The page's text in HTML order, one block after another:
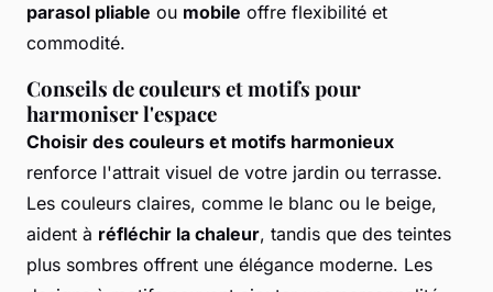
parasol pliable ou mobile offre flexibilité et
commodité.
Conseils de couleurs et motifs pour
harmoniser l'espace
Choisir des couleurs et motifs harmonieux
renforce l'attrait visuel de votre jardin ou terrasse.
Les couleurs claires, comme le blanc ou le beige,
aident à réfléchir la chaleur, tandis que des teintes
plus sombres offrent une élégance moderne. Les